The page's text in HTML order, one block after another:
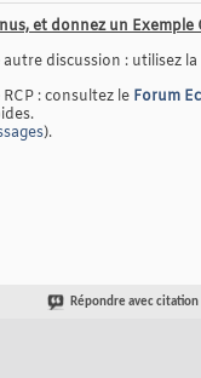
et donnez un Exemple
discussion : utilisez
: consultez le Forum
).
Répondre avec citation